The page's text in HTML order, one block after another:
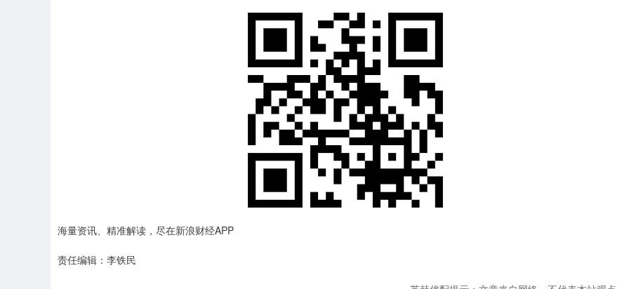
海量资讯、精准解读，尽在新浪财经APP
责任编辑：李铁民